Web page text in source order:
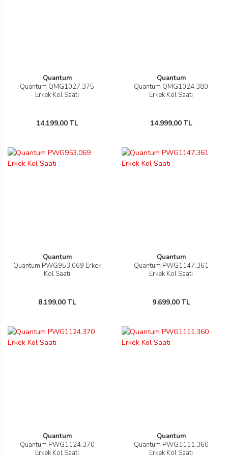
Quantum
Quantum QMG1027.375
Erkek Kol Saati
14.199,00 TL
Quantum
Quantum QMG1024.380
Erkek Kol Saati
14.999,00 TL
Quantum
Quantum PWG953.069 Erkek
Kol Saati
8.199,00 TL
Quantum
Quantum PWG1147.361
Erkek Kol Saati
9.699,00 TL
Quantum
Quantum PWG1124.370
Erkek Kol Saati
Quantum
Quantum PWG1111.360
Erkek Kol Saati